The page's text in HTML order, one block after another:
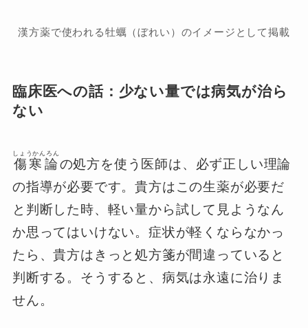
漢方薬で使われる牡蠣（ぼれい）のイメージとして掲載
臨床医への話：少ない量では病気が治ら
ない
傷寒論
しょうかんろん
の処方を使う医師は、必ず正しい理論
の指導が必要です。貴方はこの生薬が必要だ
と判断した時、軽い量から試して見ようなん
か思ってはいけない。症状が軽くならなかっ
たら、貴方はきっと処方箋が間違っていると
判断する。そうすると、病気は永遠に治りま
せん。